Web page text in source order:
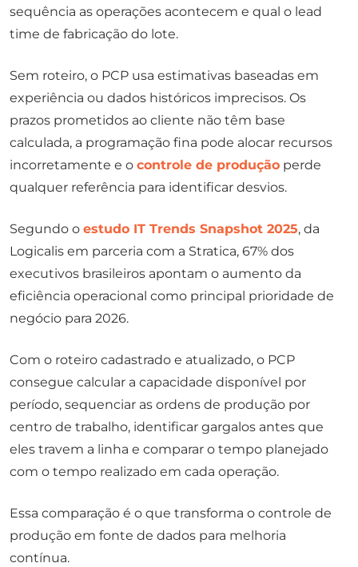
sequência as operações acontecem e qual o lead
time de fabricação do lote.
Sem roteiro, o PCP usa estimativas baseadas em
experiência ou dados históricos imprecisos. Os
prazos prometidos ao cliente não têm base
calculada, a programação fina pode alocar recursos
incorretamente e o controle de produção perde
qualquer referência para identificar desvios.
Segundo o estudo IT Trends Snapshot 2025, da
Logicalis em parceria com a Stratica, 67% dos
executivos brasileiros apontam o aumento da
eficiência operacional como principal prioridade de
negócio para 2026.
Com o roteiro cadastrado e atualizado, o PCP
consegue calcular a capacidade disponível por
período, sequenciar as ordens de produção por
centro de trabalho, identificar gargalos antes que
eles travem a linha e comparar o tempo planejado
com o tempo realizado em cada operação.
Essa comparação é o que transforma o controle de
produção em fonte de dados para melhoria
contínua.